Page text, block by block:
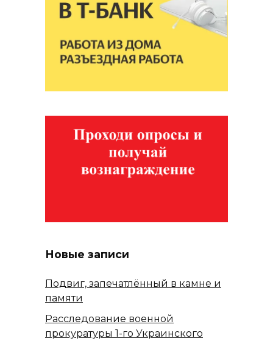
Новые записи
Подвиг, запечатлённый в камне и
памяти
Расследование военной
прокуратуры 1-го Украинского